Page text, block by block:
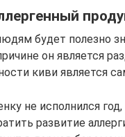
будет полезно
он является
киви является
не исполнился
развитие